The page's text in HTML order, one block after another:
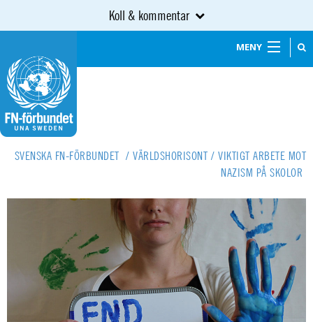
Koll & kommentar
MENY
SVENSKA FN-FÖRBUNDET / VÄRLDSHORISONT / VIKTIGT ARBETE MOT
NAZISM PÅ SKOLOR